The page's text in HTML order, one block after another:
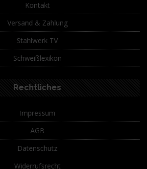
Kontakt
Versand & Zahlung
Stahlwerk TV
Schweißlexikon
Rechtliches
Impressum
AGB
Datenschutz
Widerrufsrecht